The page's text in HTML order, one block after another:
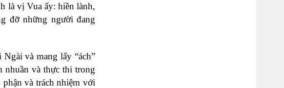
là vị Vua ấy: hiền lành,
đỡ những người đang
và mang lấy “ách”
nhuần và thực thi trong
và trách nhiệm với